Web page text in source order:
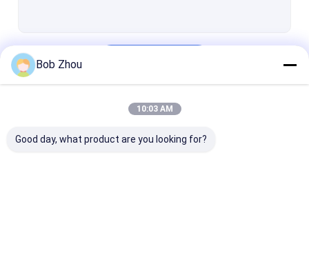
Bob Zhou
10:03 AM
Good day, what product are you looking for?